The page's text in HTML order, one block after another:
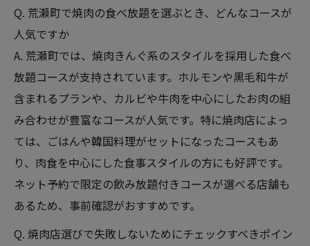
Q. 荒瀬町で焼肉の食べ放題を選ぶとき、どんなコースが
人気ですか
A. 荒瀬町では、焼肉きんぐ系のスタイルを採用した食べ
放題コースが支持されています。ホルモンや黒毛和牛が
含まれるプランや、カルビや牛肉を中心にしたお肉の組
み合わせが豊富なコースが人気です。特に焼肉店によっ
ては、ごはんや韓国料理がセットになったコースもあ
り、肉食を中心にした食事スタイルの方にも好評です。
ネット予約で限定の飲み放題付きコースが選べる店舗も
あるため、事前確認がおすすめです。
Q. 焼肉店選びで失敗しないためにチェックすべきポイン